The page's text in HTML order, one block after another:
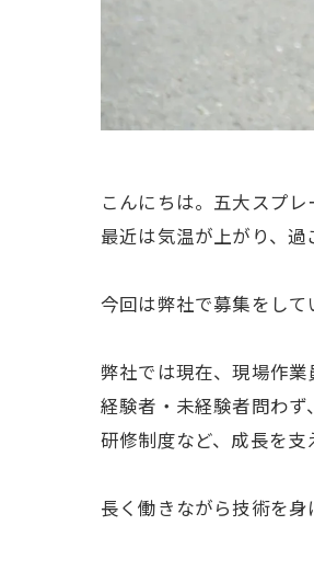
こんにちは。五大スプレ
最近は気温が上がり、過
今回は弊社で募集をして
弊社では現在、現場作業
経験者・未経験者問わ
研修制度など、成長を支
長く働きながら技術を身